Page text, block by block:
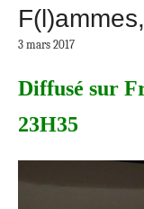
3 mars 2017
Diffusé sur
23H35